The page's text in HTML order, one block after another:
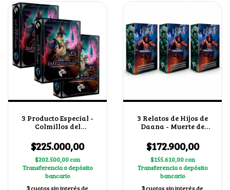
3 Producto Especial -
Colmillos del
$225.000,00
$202.500,00con
Transferencia o depósito
bancario
3cuotas sin interés de
3 Relatos de Hijos de
Daana - Muerte de
secretas al azar
$172.900,00
$155.610,00con
Transferencia o depósito
bancario
3cuotas sin interés de